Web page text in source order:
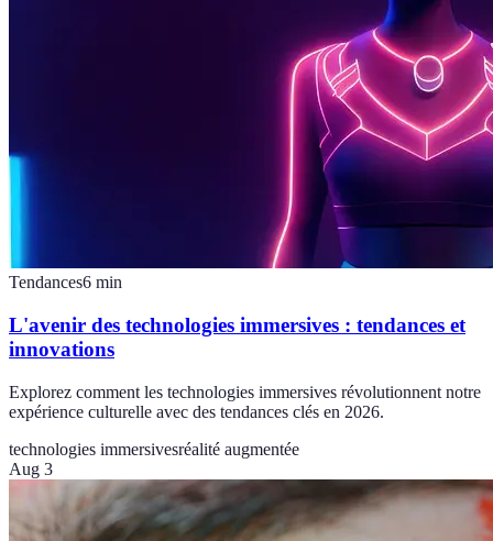
Tendances6 min
L'avenir des technologies immersives : tendances et
innovations
Explorez comment les technologies immersives révolutionnent notre
expérience culturelle avec des tendances clés en 2026.
technologies immersivesréalité augmentée
Aug 3